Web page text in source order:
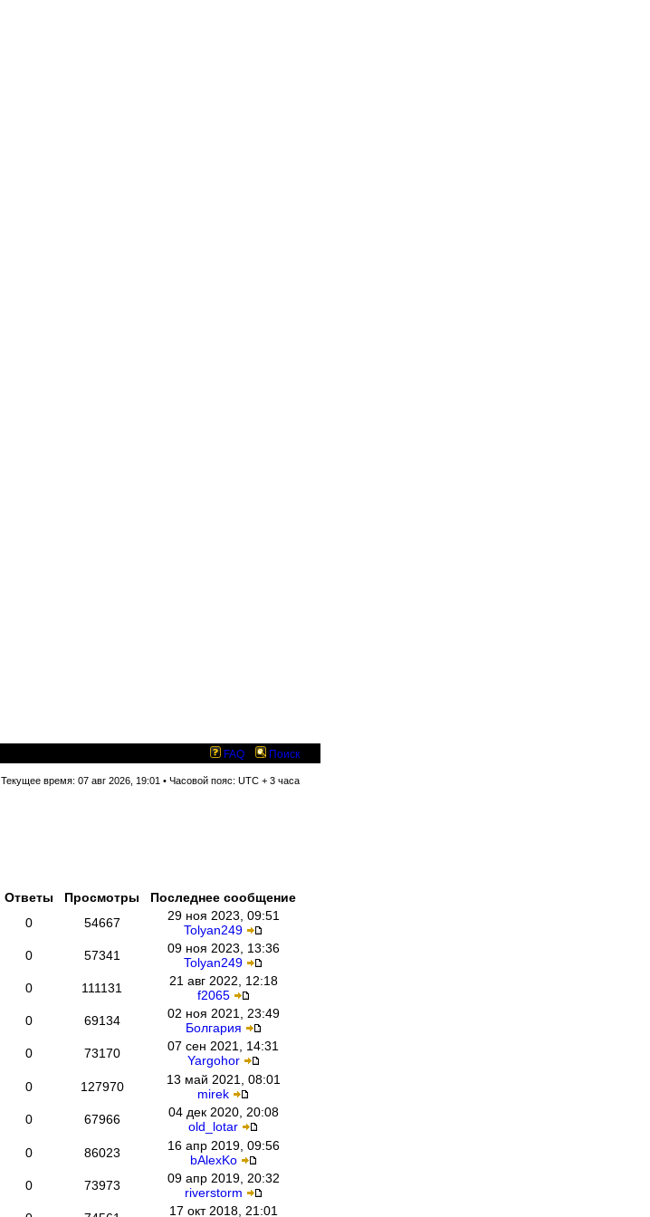
FAQ Поиск
Текущее время: 07 авг 2026, 19:01 • Часовой пояс: UTC + 3 часа
Ответы Просмотры
Последнее сообщение
0 54667
29 ноя 2023, 09:51
Tolyan249
0 57341
09 ноя 2023, 13:36
Tolyan249
0 111131
21 авг 2022, 12:18
f2065
0 69134
02 ноя 2021, 23:49
Болгария
0 73170
07 сен 2021, 14:31
Yargohor
0 127970
13 май 2021, 08:01
mirek
0 67966
04 дек 2020, 20:08
old_lotar
0 86023
16 апр 2019, 09:56
bAlexKo
0 73973
09 апр 2019, 20:32
riverstorm
17 окт 2018, 21:01